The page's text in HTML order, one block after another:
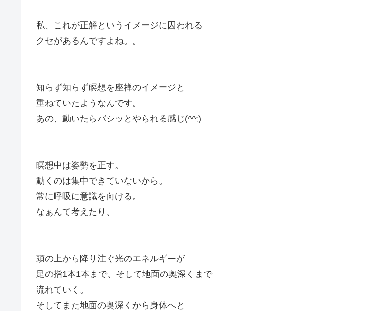
私、これが正解というイメージに囚われる
クセがあるんですよね。。
知らず知らず瞑想を座禅のイメージと
重ねていたようなんです。
あの、動いたらバシッとやられる感じ(^^;)
瞑想中は姿勢を正す。
動くのは集中できていないから。
常に呼吸に意識を向ける。
なぁんて考えたり、
頭の上から降り注ぐ光のエネルギーが
足の指1本1本まで、そして地面の奥深くまで
流れていく。
そしてまた地面の奥深くから身体へと